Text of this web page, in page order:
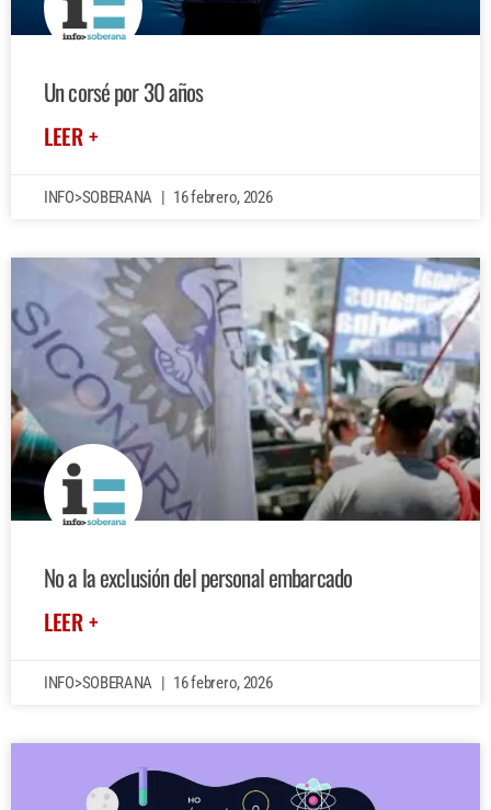
Un corsé por 30 años
LEER +
INFO>SOBERANA 16 febrero, 2026
No a la exclusión del personal embarcado
LEER +
INFO>SOBERANA 16 febrero, 2026